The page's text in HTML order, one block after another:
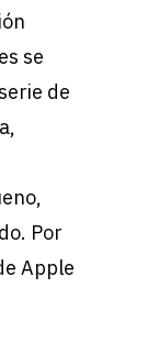
se
de
Por
Apple